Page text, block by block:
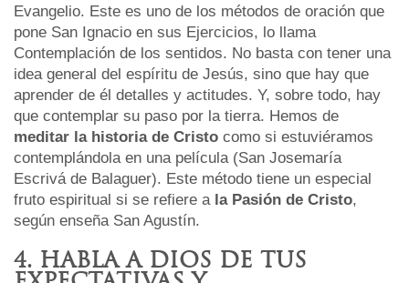
Evangelio. Este es uno de los métodos de oración que
pone San Ignacio en sus Ejercicios, lo llama
Contemplación de los sentidos. No basta con tener una
idea general del espíritu de Jesús, sino que hay que
aprender de él detalles y actitudes. Y, sobre todo, hay
que contemplar su paso por la tierra. Hemos de
meditar la historia de Cristo como si estuviéramos
contemplándola en una película (San Josemaría
Escrivá de Balaguer). Este método tiene un especial
fruto espiritual si se refiere a la Pasión de Cristo,
según enseña San Agustín.
4. HABLA A DIOS DE TUS